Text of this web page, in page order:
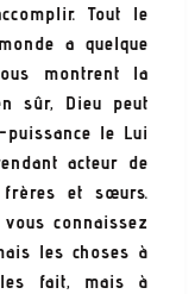
Tout le
a quelque
montrent la
sûr, Dieu peut
le Lui
acteur de
et sœurs.
connaissez
les choses à
fait, mais à